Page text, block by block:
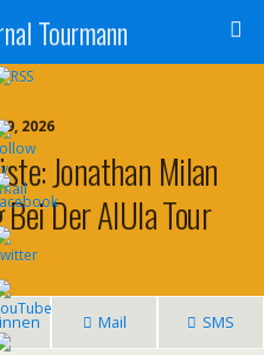
Tourmann
2026
Jonathan Milan
Der AlUla Tour
Mail SMS